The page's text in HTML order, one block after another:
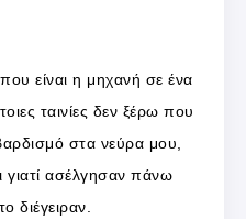
είναι η μηχανή σε ένα
ταινίες δεν ξέρω που
στα νεύρα μου,
γιατί ασέλγησαν πάνω
διέγειραν.